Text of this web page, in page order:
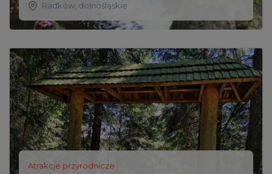
Radków, dolnośląskie
Atrakcje przyrodnicze